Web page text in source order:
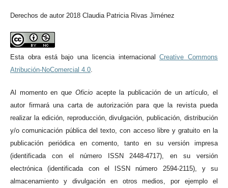
Derechos de autor 2018 Claudia Patricia Rivas Jiménez
Esta obra está bajo una licencia internacionalCreative Commons
Atribución-NoComercial 4.0
Al momento en que Oficioacepte la publicación de un artículo, el
autor firmará una carta de autorización para que la revista pueda
realizar la edición, reproducción, divulgación, publicación, distribución
y/o comunicación pública del texto, con acceso libre y gratuito en la
publicación periódica en comento, tanto en su versión impresa
(identificada con el número ISSN 2448-4717), en su versión
electrónica (identificada con el ISSN número 2594-2115), y su
almacenamiento y divulgación en otros medios, por ejemplo el